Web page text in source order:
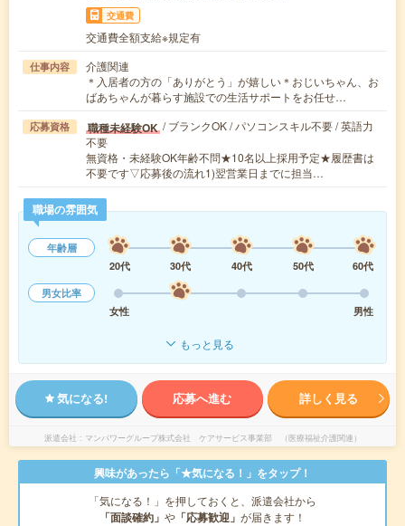
交通費
交通費全額支給※規定有
仕事内容
介護関連
＊入居者の方の「ありがとう」が嬉しい＊おじいちゃん、お
ばあちゃんが暮らす施設での生活サポートをお任せ…
応募資格 職種未経験OK / ブランクOK / パソコンスキル不要 / 英語力
不要
無資格・未経験OK年齢不問★10名以上採用予定★履歴書は
不要です▽応募後の流れ1)翌営業日までに担当…
職場の雰囲気
年齢層
20代
30代 40代 50代
60代
男女比率
女性
男性
もっと見る
気になる! 応募へ進む 詳しく見る
派遣会社 マンパワーグループ株式会社 ケアサービス事業部 （医療福祉介護関連）
興味があったら「★気になる！」をタップ！
「気になる！」を押しておくと、派遣会社から
「面談確約」 や 「応募歓迎」 が届きます！